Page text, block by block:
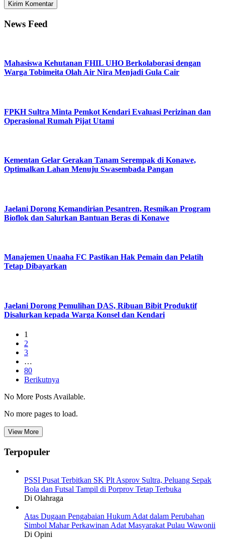
News Feed
Mahasiswa Kehutanan FHIL UHO Berkolaborasi dengan
Warga Tobimeita Olah Air Nira Menjadi Gula Cair
FPKH Sultra Minta Pemkot Kendari Evaluasi Perizinan dan
Operasional Rumah Pijat Utami
Kementan Gelar Gerakan Tanam Serempak di Konawe,
Optimalkan Lahan Menuju Swasembada Pangan
Jaelani Dorong Kemandirian Pesantren, Resmikan Program
Bioflok dan Salurkan Bantuan Beras di Konawe
Manajemen Unaaha FC Pastikan Hak Pemain dan Pelatih
Tetap Dibayarkan
Jaelani Dorong Pemulihan DAS, Ribuan Bibit Produktif
Disalurkan kepada Warga Konsel dan Kendari
1
2
3
…
80
Berikutnya
No More Posts Available.
No more pages to load.
View More
Terpopuler
PSSI Pusat Terbitkan SK Plt Asprov Sultra, Peluang Sepak
Bola dan Futsal Tampil di Porprov Tetap Terbuka
Di Olahraga
Atas Dugaan Pengabaian Hukum Adat dalam Perubahan
Simbol Mahar Perkawinan Adat Masyarakat Pulau Wawonii
Di Opini